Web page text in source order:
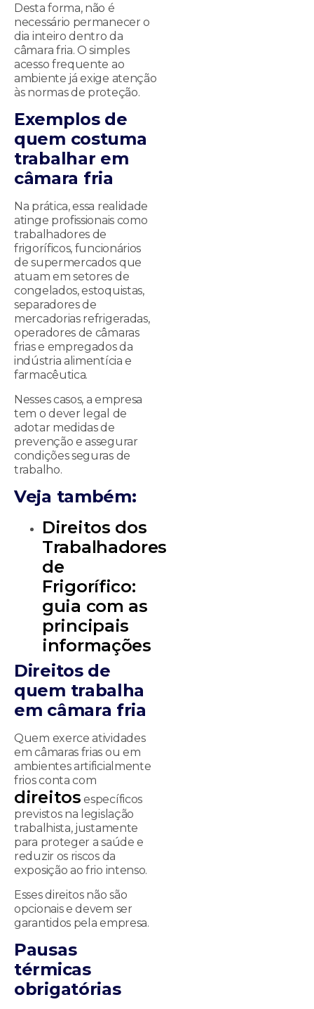
Desta forma, não é
necessário permanecer o
dia inteiro dentro da
câmara fria. O simples
acesso frequente ao
ambiente já exige atenção
às normas de proteção.
Exemplos de
quem costuma
trabalhar em
câmara fria
Na prática, essa realidade
atinge profissionais como
trabalhadores de
frigoríficos, funcionários
de supermercados que
atuam em setores de
congelados, estoquistas,
separadores de
mercadorias refrigeradas,
operadores de câmaras
frias e empregados da
indústria alimentícia e
farmacêutica.
Nesses casos, a empresa
tem o dever legal de
adotar medidas de
prevenção e assegurar
condições seguras de
trabalho.
Veja também:
Direitos dos
Trabalhadores
de
Frigorífico:
guia com as
principais
informações
Direitos de
quem trabalha
em câmara fria
Quem exerce atividades
em câmaras frias ou em
ambientes artificialmente
frios conta com
direitos específicos
previstos na legislação
trabalhista, justamente
para proteger a saúde e
reduzir os riscos da
exposição ao frio intenso.
Esses direitos não são
opcionais e devem ser
garantidos pela empresa.
Pausas
térmicas
obrigatórias